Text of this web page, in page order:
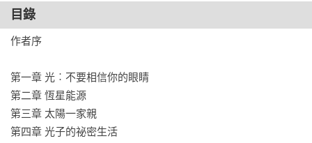
本書回顧幾千年的肉眼觀測、幾百年的望遠鏡觀測，還有幾十
年的太空觀測歷史。帶給我們從太陽內部到地球表面、從太陽
系成形之初到現在，關於太陽的一切謎題與美妙解答。
推薦人
鄭國威　泛科知識長
目錄
作者序
第一章 光︰不要相信你的眼睛
第二章 恆星能源
第三章 太陽一家親
第四章 光子的祕密生活